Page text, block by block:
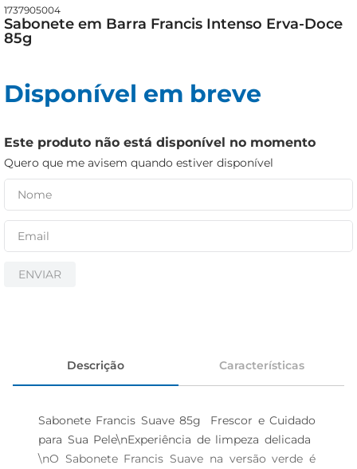
1737905004
Sabonete em Barra Francis Intenso Erva-Doce
85g
Disponível em breve
Este produto não está disponível no momento
Quero que me avisem quando estiver disponível
ENVIAR
Descrição Características
Sabonete Francis Suave 85g  Frescor e Cuidado
para Sua Pele\nExperiência de limpeza delicada
\nO Sabonete Francis Suave na versão verde é
queijo
azeite
iogurte
papel higiênico